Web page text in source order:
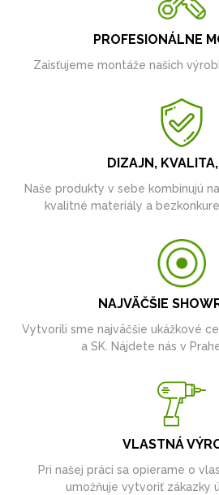
PROFESIONÁLNE
Zaisťujeme montáže našich
DIZAJN,
Naše produkty v sebe kombinujú
kvalitné materiály a
NAJVÄČŠIE
Vytvorili sme najväčšie ukážkové
a SK. Nájdete nás v
VLASTNÁ
Pri našej práci sa opierame o
umožňuje vytvoriť zákazky